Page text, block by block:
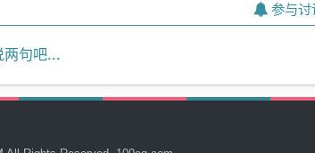
参与讨
两句吧...